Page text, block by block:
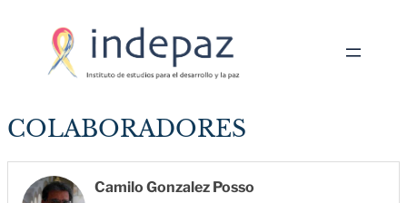
COLABORADORES
Camilo Gonzalez Posso